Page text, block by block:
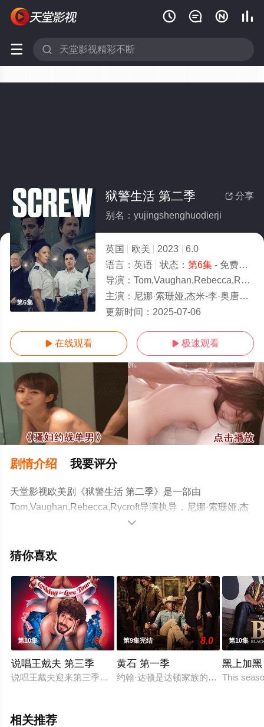
   
 
第6集
 分享
狱警生活 第二季
别名：yujingshenghuodierji
英国 欧美 2023
6.0
语言： 英语 状态： 第6集- 免费在线观看
导演： Tom,Vaughan,Rebecca,Rycroft
主演： 尼娜·索珊娅,杰米-李·奥唐纳,劳拉·切克利,斯蒂芬·怀特,罗恩·多纳基,李·恩格里比,本·特瓦索里,里奥·格雷高
更新时间： 2025-07-06
 在线观看  极速观看
剧情介绍 我要评分
天堂影视欧美剧《狱警生活 第二季》是一部由
Tom,Vaughan,Rebecca,Rycroft导演执导，尼娜·索珊娅,杰
米-李·奥唐纳,劳拉·切克利,斯蒂芬·怀特,罗恩·多纳基,李·恩格
斯
完整版电视剧全集就上天堂电影网，更多相关信息可移步
至豆瓣电视剧、电视猫或剧情网等平台了解。

猜你喜欢
第10集 8.0
说唱王戴夫 第三季
说唱王戴夫迎来第三季。戴夫将举办他的首次巡演，并一路寻
第9集完结 8.0
黄石 第一季
约翰·达顿是达顿家族的一家之长，
第10集
黑上加
This
相关推荐